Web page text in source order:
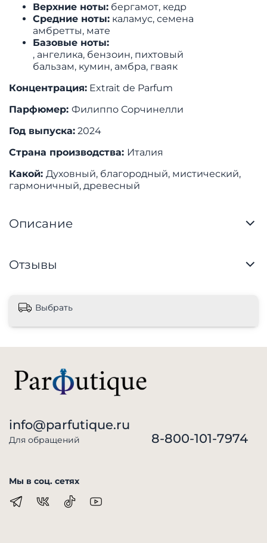
Верхние ноты: бергамот, кедр
Средние ноты: каламус, семена
амбретты, мате
Базовые ноты:
, ангелика, бензоин, пихтовый
бальзам, кумин, амбра, гваяк
Концентрация: Extrait de Parfum
Парфюмер: Филиппо Сорчинелли
Год выпуска: 2024
Страна производства: Италия
Какой: Духовный, благородный, мистический,
гармоничный, древесный
Описание
Отзывы
Выбрать
info@parfutique.ru
Для обращений 8-800-101-7974
Мы в соц. сетях